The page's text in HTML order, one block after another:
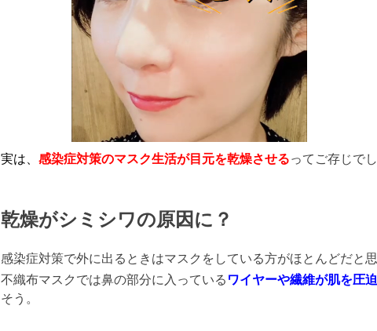
実は、 感染症対策のマスク生活が目元を乾燥させるってご存じで
乾燥がシミシワの原因に？
感染症対策で外に出るときはマスクをしている方がほとんどだと思
不織布マスクでは鼻の部分に入っている ワイヤーや繊維が肌を圧
そう。